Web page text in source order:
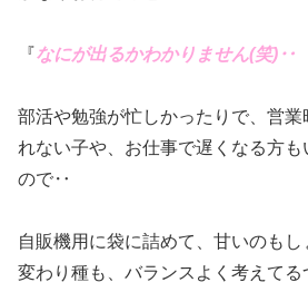
『なにが出るかわかりません(笑)‥
部活や勉強が忙しかったりで、営業
れない子や、お仕事で遅くなる方も
ので‥
自販機用に袋に詰めて、甘いのもし
変わり種も、バランスよく考えてる